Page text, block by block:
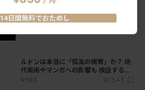
Visions ルドン、ロートレック展」が三
ルドンは本当に「孤高の画家」か？ 現
代美術やマンガへの影響も 検証する展
覧会が開催
NEWS 2018.4.8
14日間無料でおためし